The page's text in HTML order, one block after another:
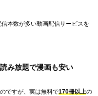
本数が多い動画配信サービスを
み放題で漫画も安い
ですが、実は無料で170冊以上の